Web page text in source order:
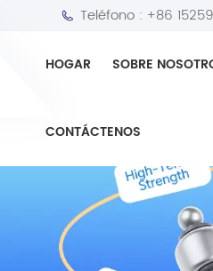
Teléfono : +86
HOGAR SOBRE
CONTÁCTENOS